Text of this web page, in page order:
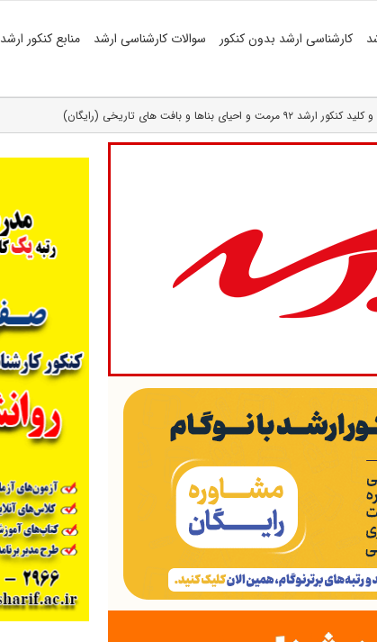
کارشناسی ارشد بدون کنکور سوالات کارشناسی ارشد منابع کنکور ارشد
و احیای بناها و بافت های تاریخی (رایگان)